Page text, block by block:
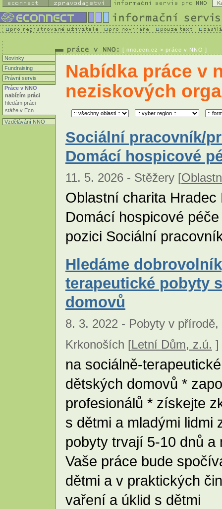
[ nno.ecn.cz > práce v NNO ]
Novinky
Fundraising
Právní servis
Práce v NNO
nabízím práci
hledám práci
stáže v Ecn
Vzdělávání NNO
Nabídka práce v
neziskových
Sociální pracovník/
Domácí hospicové
11. 5. 2026 - Stěžery [
Oblastní charita Hradec
Domácí hospicové
pozici Sociální
Hledáme
terapeutické pobyty
domovů
8. 3. 2022 - Pobyty v
Krkonoších [Letní Dům, z.ú.
na sociálně-
dětských domovů *
profesionálů * získejte
s dětmi a mladými lidmi
pobyty trvají 5-10 dnů a
Vaše práce bude
dětmi a v praktických
vaření a úklid s dětmi